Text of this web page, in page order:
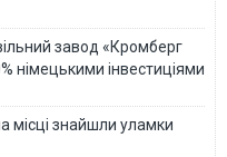
завод «Кромберг
німецькими інвестиціями
місці знайшли уламки